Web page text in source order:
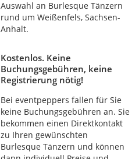
Auswahl an Burlesque Tänzern
rund um Weißenfels, Sachsen-
Anhalt.
Kostenlos. Keine
Buchungsgebühren, keine
Registrierung nötig!
Bei eventpeppers fallen für Sie
keine Buchungsgebühren an. Sie
bekommen einen Direktkontakt
zu Ihren gewünschten
Burlesque Tänzern und können